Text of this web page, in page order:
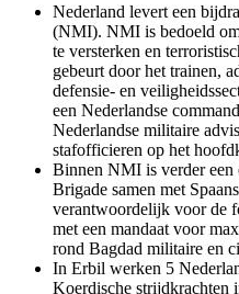
Nederland levert een
(NMI). NMI is bedoeld
te versterken en
gebeurt door het trainen,
defensie- en
een Nederlandse
Nederlandse militaire
stafofficieren op het
Binnen NMI is verder een
Brigade samen met
verantwoordelijk voor de
met een mandaat voor
rond Bagdad militaire en
In Erbil werken 5
Koerdische strijdkrachten